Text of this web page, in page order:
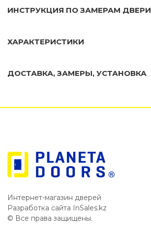
ИНСТРУКЦИЯ ПО ЗАМЕРАМ ДВЕРИ
ХАРАКТЕРИСТИКИ
ДОСТАВКА, ЗАМЕРЫ, УСТАНОВКА
Интернет-магазин дверей
Разработка сайта InSales.kz
© Все права защищены.